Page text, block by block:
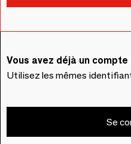
Vous avez déjà un
Utilisez les mêmes
Se